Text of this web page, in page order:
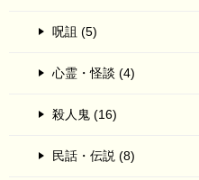
呪詛 (5)
心霊・怪談 (4)
殺人鬼 (16)
民話・伝説 (8)